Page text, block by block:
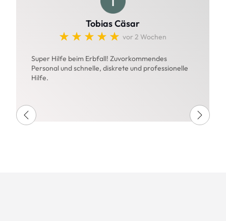
Tobias Cäsar
vor 2 Wochen
Super Hilfe beim Erbfall! Zuvorkommendes
Personal und schnelle, diskrete und professionelle
Hilfe.